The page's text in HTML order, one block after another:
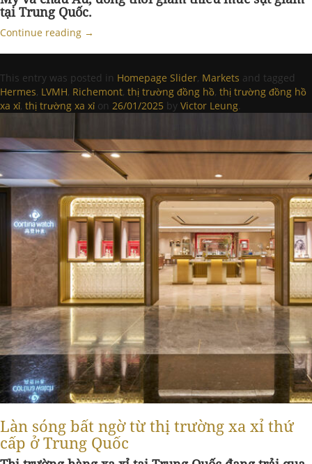
tại Trung Quốc.
Continue reading →
This entry was posted in Homepage Slider, Markets and tagged
Hermes, LVMH, Richemont, thị trường đồng hồ, thị trường đồng hồ
xa xỉ, thị trường xa xỉ on 26/01/2025 by Victor Leung.
Làn sóng bất ngờ từ thị trường xa xỉ thứ
cấp ở Trung Quốc